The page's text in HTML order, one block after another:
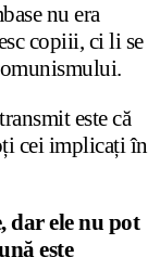
nu era
copiii, ci li se
este că
cei implicați în
dar ele nu pot
este